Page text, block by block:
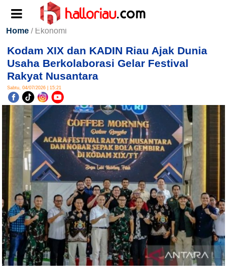
Home / Ekonomi
Kodam XIX dan KADIN Riau Ajak Dunia
Usaha Berkolaborasi Gelar Festival
Rakyat Nusantara
Sabtu, 04/07/2026 | 15:21